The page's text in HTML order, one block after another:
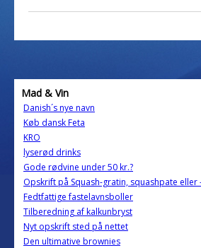
Mad & Vin
Danish´s nye navn
Køb dansk Feta
KRO
lyserød drinks
Gode rødvine under 50 kr.?
Opskrift på Squash-gratin, squashpate eller
Fedtfattige fastelavnsboller
Tilberedning af kalkunbryst
Nyt opskrift sted på nettet
Den ultimative brownies